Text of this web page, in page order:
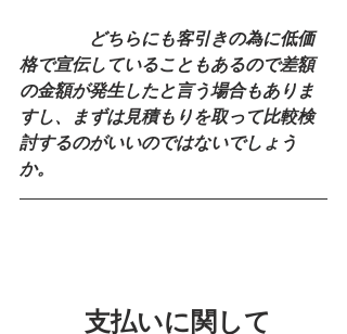
どちらにも客引きの為に低価
格で宣伝していることもあるので差額
の金額が発生したと言う場合もありま
すし、まずは見積もりを取って比較検
討するのがいいのではないでしょう
か。
支払いに関して